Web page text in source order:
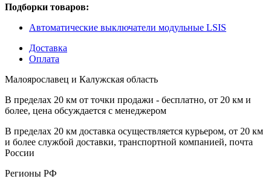
Подборки товаров:
Автоматические выключатели модульные LSIS
Доставка
Оплата
Малоярославец и Калужская область
В пределах 20 км от точки продажи - бесплатно, от 20 км и
более, цена обсуждается с менеджером
В пределах 20 км доставка осуществляется курьером, от 20 км
и более службой доставки, транспортной компанией, почта
России
Регионы РФ